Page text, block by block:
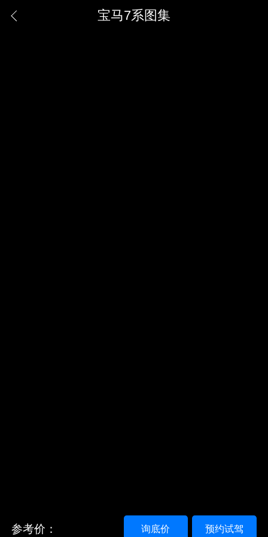
宝马7系图集
参考价： 预约试驾
询底价